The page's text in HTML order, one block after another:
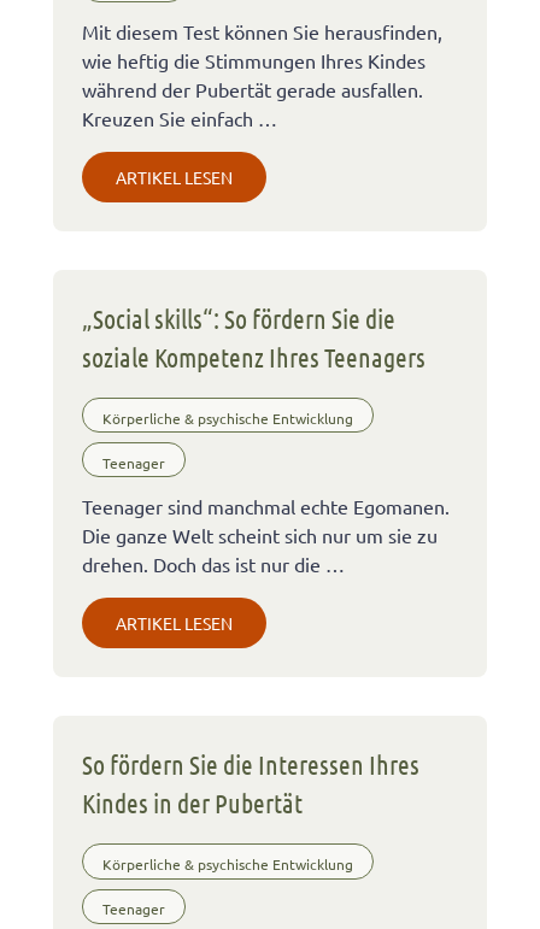
Mit diesem Test können Sie herausfinden,
wie heftig die Stimmungen Ihres Kindes
während der Pubertät gerade ausfallen.
Kreuzen Sie einfach …
ARTIKEL LESEN
„Social skills“: So fördern Sie die
soziale Kompetenz Ihres Teenagers
Körperliche & psychische Entwicklung
Teenager
Teenager sind manchmal echte Egomanen.
Die ganze Welt scheint sich nur um sie zu
drehen. Doch das ist nur die …
ARTIKEL LESEN
So fördern Sie die Interessen Ihres
Kindes in der Pubertät
Körperliche & psychische Entwicklung
Teenager